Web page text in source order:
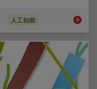
人工知能